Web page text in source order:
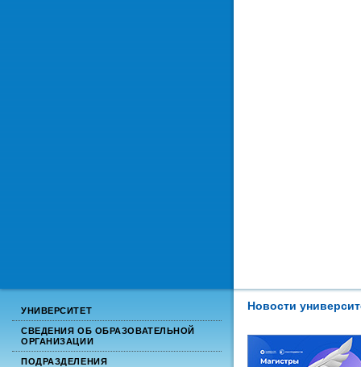
УНИВЕРСИТЕТ
СВЕДЕНИЯ ОБ ОБРАЗОВАТЕЛЬНОЙ
ОРГАНИЗАЦИИ
ПОДРАЗДЕЛЕНИЯ
Новости